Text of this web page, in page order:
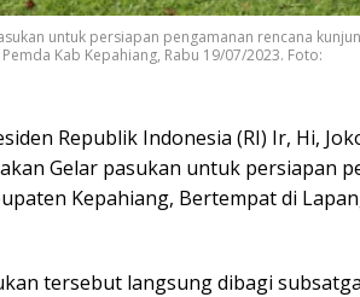
untuk persiapan pengamanan rencana
Kab Kepahiang, Rabu 19/07/2023. Foto:
Republik Indonesia (RI) Ir, Hi,
Gelar pasukan untuk persiapan
Kepahiang, Bertempat di
tersebut langsung dibagi